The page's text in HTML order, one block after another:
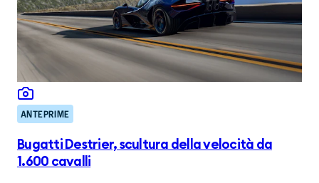
ANTEPRIME
Bugatti Destrier, scultura della velocità da
1.600 cavalli